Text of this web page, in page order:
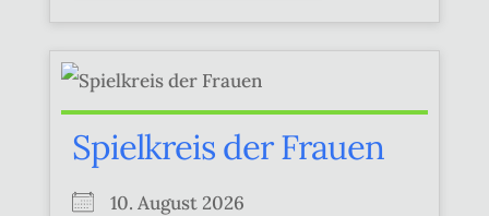
Spielkreis der Frauen
10. August 2026